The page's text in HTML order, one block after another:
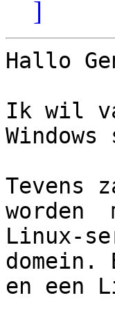
]
Hallo
Ik wil
Tevens
worden
Linux-
domein.
en een